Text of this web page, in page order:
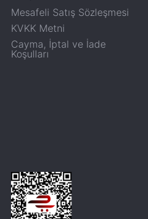
Mesafeli Satış Sözleşmesi
KVKK Metni
Cayma, İptal ve İade
Koşulları